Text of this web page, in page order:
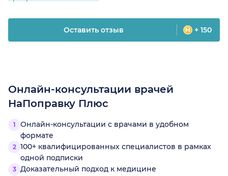
Оставить отзыв + 150
Онлайн-консультации врачей
НаПоправку Плюс
Онлайн-консультации с врачами в удобном
формате
100+ квалифицированных специалистов в рамках
одной подписки
Доказательный подход к медицине